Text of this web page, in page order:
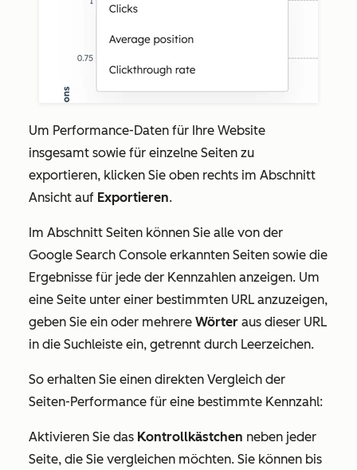
Um Performance-Daten für Ihre Website
insgesamt sowie für einzelne Seiten zu
exportieren, klicken Sie oben rechts im Abschnitt
Ansicht auf Exportieren.
Im Abschnitt Seiten können Sie alle von der
Google Search Console erkannten Seiten sowie die
Ergebnisse für jede der Kennzahlen anzeigen. Um
eine Seite unter einer bestimmten URL anzuzeigen,
geben Sie ein oder mehrere Wörter aus dieser URL
in die Suchleiste ein, getrennt durch Leerzeichen.
So erhalten Sie einen direkten Vergleich der
Seiten-Performance für eine bestimmte Kennzahl:
Aktivieren Sie das Kontrollkästchen neben jeder
Seite, die Sie vergleichen möchten. Sie können bis